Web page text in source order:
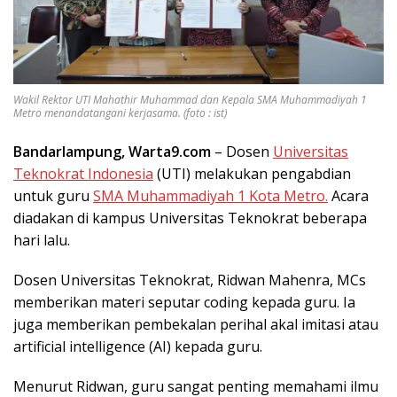
Wakil Rektor UTI Mahathir Muhammad dan Kepala SMA Muhammadiyah 1
Metro menandatangani kerjasama. (foto : ist)
Bandarlampung, Warta9.com – Dosen Universitas
Teknokrat Indonesia (UTI) melakukan pengabdian
untuk guru SMA Muhammadiyah 1 Kota Metro. Acara
diadakan di kampus Universitas Teknokrat beberapa
hari lalu.
Dosen Universitas Teknokrat, Ridwan Mahenra, MCs
memberikan materi seputar coding kepada guru. Ia
juga memberikan pembekalan perihal akal imitasi atau
artificial intelligence (AI) kepada guru.
Menurut Ridwan, guru sangat penting memahami ilmu